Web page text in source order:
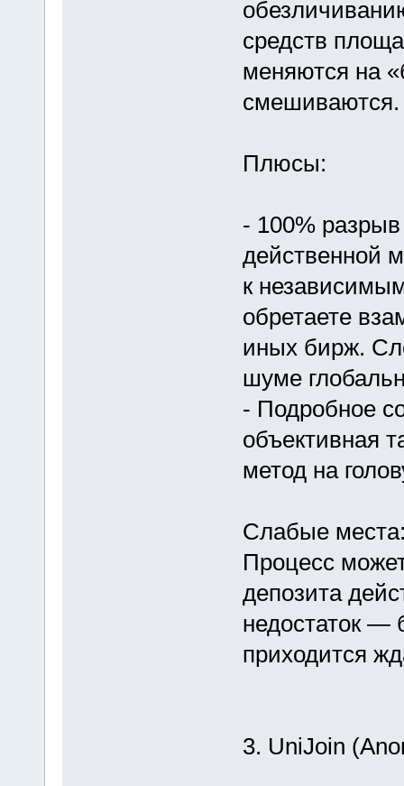
средств
меняются на
смешиваются.
Плюсы:
- 100%
действенной
к
обретаете
иных бирж.
шуме
- Подробное
объективная
метод на
Слабые
Процесс
депозита
недостаток —
приходится
3. UniJoin